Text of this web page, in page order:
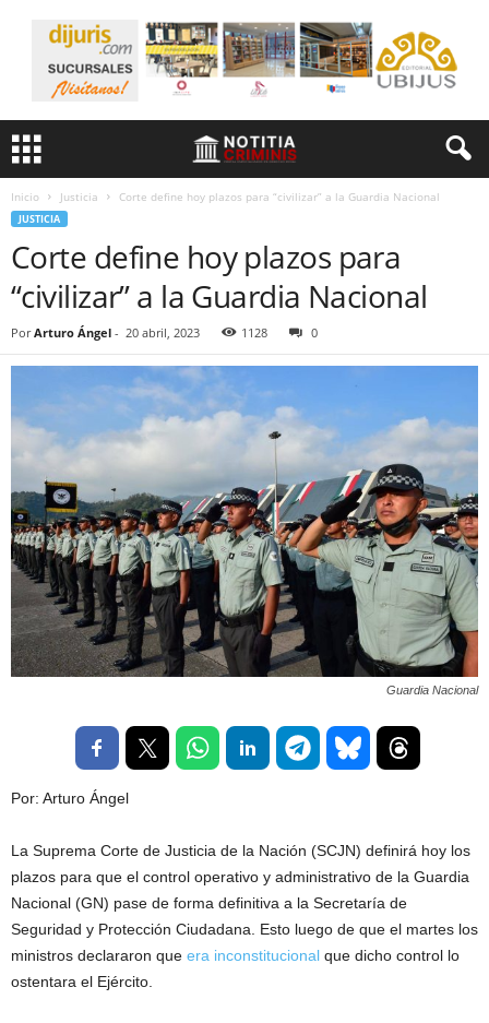
Inicio Justicia Corte define hoy plazos para “civilizar” a la Guardia Nacional
JUSTICIA
Corte define hoy plazos para
“civilizar” a la Guardia Nacional
Por Arturo Ángel - 20 abril, 2023 1128 0
Guardia Nacional
Por: Arturo Ángel
La Suprema Corte de Justicia de la Nación (SCJN) definirá hoy los
plazos para que el control operativo y administrativo de la Guardia
Nacional (GN) pase de forma definitiva a la Secretaría de
Seguridad y Protección Ciudadana. Esto luego de que el martes los
ministros declararon que era inconstitucional que dicho control lo
ostentara el Ejército.